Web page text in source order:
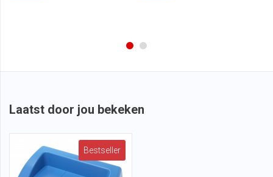
Laatst door jou bekeken
Bestseller